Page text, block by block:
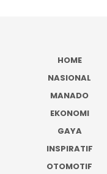
HOME
NASIONAL
MANADO
EKONOMI
GAYA
INSPIRATIF
OTOMOTIF